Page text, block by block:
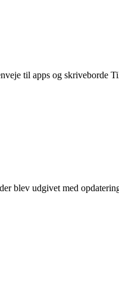
til apps og
blev udgivet med